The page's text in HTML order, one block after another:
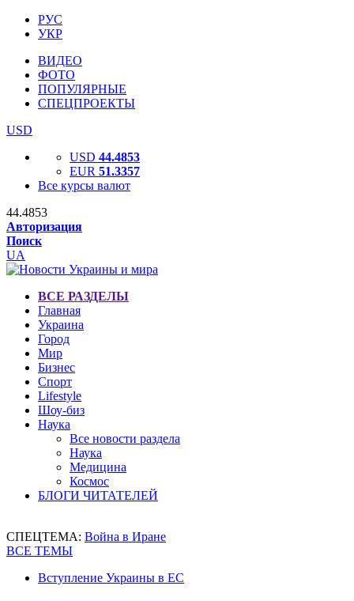
РУС
УКР
ВИДЕО
ФОТО
ПОПУЛЯРНЫЕ
СПЕЦПРОЕКТЫ
USD
USD 44.4853
EUR 51.3357
Все курсы валют
44.4853
Авторизация
Поиск
UA
ВСЕ РАЗДЕЛЫ
Главная
Украина
Город
Мир
Бизнес
Спорт
Lifestyle
Шоу-биз
Наука
Все новости раздела
Наука
Медицина
Космос
БЛОГИ ЧИТАТЕЛЕЙ
СПЕЦТЕМА: Война в Иране
ВСЕ ТЕМЫ
Вступление Украины в ЕС